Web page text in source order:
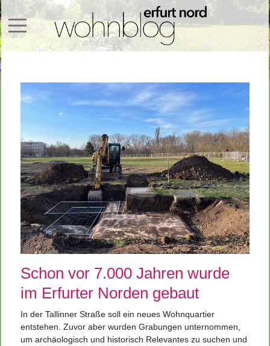
Mobile Menu Toggle
Schon vor 7.000 Jahren wurde
im Erfurter Norden gebaut
In der Tallinner Straße soll ein neues Wohnquartier
entstehen. Zuvor aber wurden Grabungen unternommen,
um archäologisch und historisch Relevantes zu suchen und